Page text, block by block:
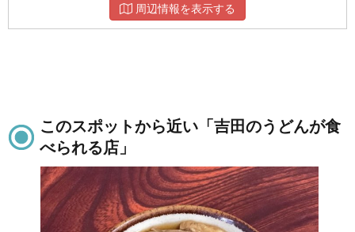
周辺情報を表示する
このスポットから近い「吉田のうどんが食
べられる店」